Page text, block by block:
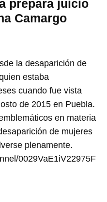
prepara juicio
Camargo
la desaparición de
estaba
cuando fue vista
de 2015 en Puebla.
en materia
de mujeres
plenamente.
0029VaE1iV22975F